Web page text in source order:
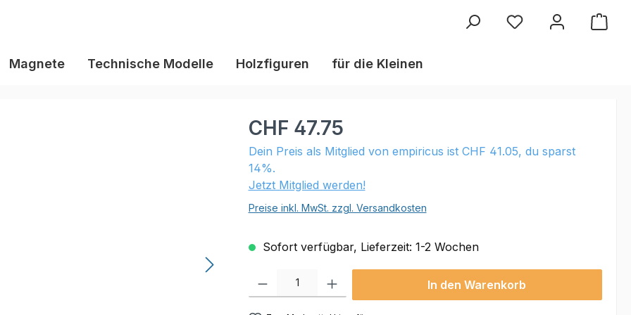
Du hast 0 Produkte
Magnete Technische Modelle Holzfiguren für die Kleinen
CHF 47.75
Dein Preis als Mitglied von empiricus ist CHF 41.05, du sparst
14%.
Jetzt Mitglied werden!
Preise inkl. MwSt. zzgl. Versandkosten
Sofort verfügbar, Lieferzeit: 1-2 Wochen
In den Warenkorb